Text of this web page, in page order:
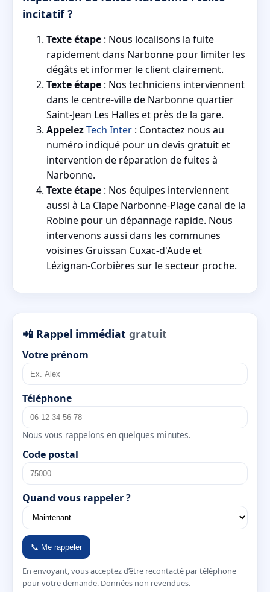
incitatif ?
Texte étape : Nous localisons la fuite
rapidement dans Narbonne pour limiter les
dégâts et informer le client clairement.
Texte étape : Nos techniciens interviennent
dans le centre-ville de Narbonne quartier
Saint-Jean Les Halles et près de la gare.
AppelezTech Inter : Contactez nous au
numéro indiqué pour un devis gratuit et
intervention de réparation de fuites à
Narbonne.
Texte étape : Nos équipes interviennent
aussi à La Clape Narbonne-Plage canal de la
Robine pour un dépannage rapide. Nous
intervenons aussi dans les communes
voisines Gruissan Cuxac-d'Aude et
Lézignan-Corbières sur le secteur proche.
📲 Rappel immédiat gratuit
Votre prénom
Téléphone
Nous vous rappelons en quelques minutes.
Code postal
Quand vous rappeler ?
📞 Me rappeler
En envoyant, vous acceptez d’être recontacté par téléphone
pour votre demande. Données non revendues.